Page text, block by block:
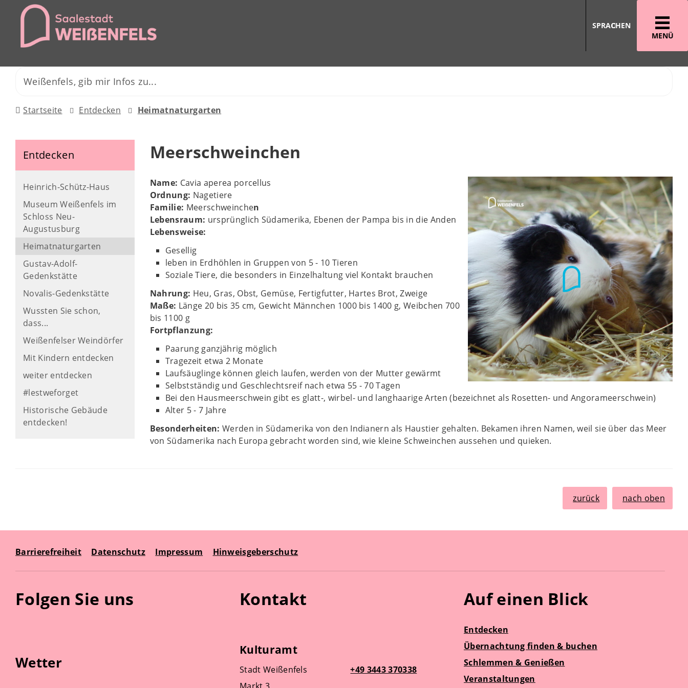
MENÜ
SPRACHEN
Startseite Entdecken Heimatnaturgarten
Entdecken
Heinrich-Schütz-Haus
Museum Weißenfels im
Schloss Neu-
Augustusburg
Heimatnaturgarten
Gustav-Adolf-
Gedenkstätte
Novalis-Gedenkstätte
Wussten Sie schon,
dass...
Weißenfelser Weindörfer
Mit Kindern entdecken
weiter entdecken
#lestweforget
Historische Gebäude
entdecken!
Meerschweinchen
Name: Cavia aperea porcellus
Ordnung: Nagetiere
Familie: Meerschweinchen
Lebensraum: ursprünglich Südamerika, Ebenen der Pampa bis in die Anden
Lebensweise:
Gesellig
leben in Erdhöhlen in Gruppen von 5 - 10 Tieren
Soziale Tiere, die besonders in Einzelhaltung viel Kontakt brauchen
Nahrung: Heu, Gras, Obst, Gemüse, Fertigfutter, Hartes Brot, Zweige
Maße: Länge 20 bis 35 cm, Gewicht Männchen 1000 bis 1400 g, Weibchen 700
bis 1100 g
Fortpflanzung:
Paarung ganzjährig möglich
Tragezeit etwa 2 Monate
Laufsäuglinge können gleich laufen, werden von der Mutter gewärmt
Selbstständig und Geschlechtsreif nach etwa 55 - 70 Tagen
Bei den Hausmeerschwein gibt es glatt-, wirbel- und langhaarige Arten (bezeichnet als Rosetten- und Angorameerschwein)
Alter 5 - 7 Jahre
Besonderheiten: Werden in Südamerika von den Indianern als Haustier gehalten. Bekamen ihren Namen, weil sie über das Meer
von Südamerika nach Europa gebracht worden sind, wie kleine Schweinchen aussehen und quieken.
zurück nach oben
Barrierefreiheit Datenschutz Impressum Hinweisgeberschutz
Folgen Sie uns
Wetter
Kontakt
Kulturamt
Stadt Weißenfels
Markt 3
+49 3443 370338
Auf einen Blick
Entdecken
Übernachtung finden & buchen
Schlemmen & Genießen
Veranstaltungen